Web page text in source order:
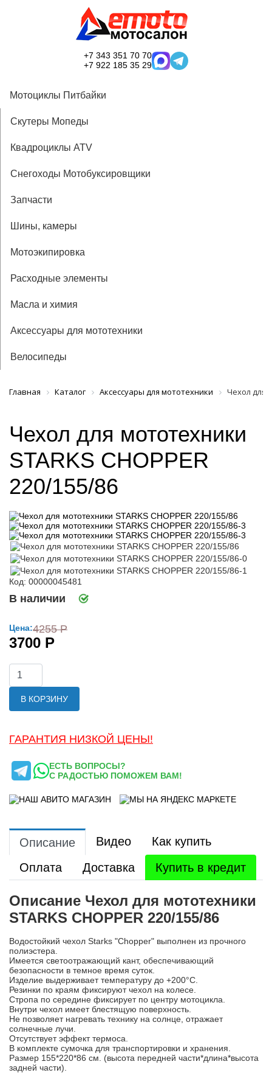
+7 343 351 70 70
+7 922 185 35 29
Мотоциклы Питбайки
Скутеры Мопеды
Квадроциклы ATV
Снегоходы Мотобуксировщики
Запчасти
Шины, камеры
Мотоэкипировка
Расходные элементы
Масла и химия
Аксессуары для мототехники
Велосипеды
Главная Каталог Аксессуары для мототехники Чехол для
Чехол для мототехники
STARKS CHOPPER
220/155/86
Код: 00000045481
В наличии
Цена:4255 Р
3700 Р
В КОРЗИНУ
ГАРАНТИЯ НИЗКОЙ ЦЕНЫ!
ЕСТЬ ВОПРОСЫ?
С РАДОСТЬЮ ПОМОЖЕМ ВАМ!
Описание Видео
Как купить
Оплата
Доставка Купить в кредит
Описание Чехол для мототехники
STARKS CHOPPER 220/155/86
Водостойкий чехол Starks "Chopper" выполнен из прочного
полиэстера.
Имеется светоотражающий кант, обеспечивающий
безопасности в темное время суток.
Изделие выдерживает температуру до +200°С.
Резинки по краям фиксируют чехол на колесе.
Стропа по середине фиксирует по центру мотоцикла.
Внутри чехол имеет блестящую поверхность.
Не позволяет нагревать технику на солнце, отражает
солнечные лучи.
Отсутствует эффект термоса.
В комплекте сумочка для транспортировки и хранения.
Размер 155*220*86 см. (высота передней части*длина*высота
задней части).